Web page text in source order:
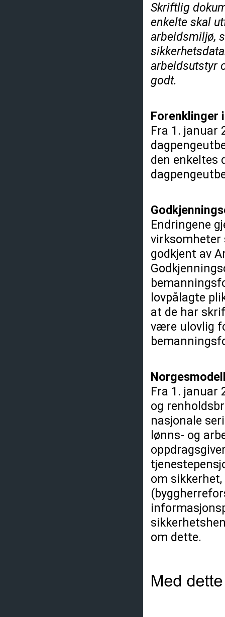
Skriftlig
enkelte skal
arbeidsmiljø,
arbeidsutstyr
godt.
Forenklinger
Fra 1. januar
den enkeltes
Endringene
virksomheter
godkjent av
lovpålagte
at de har
være ulovlig
Fra 1. januar
og
nasjonale
lønns- og
om
om dette.